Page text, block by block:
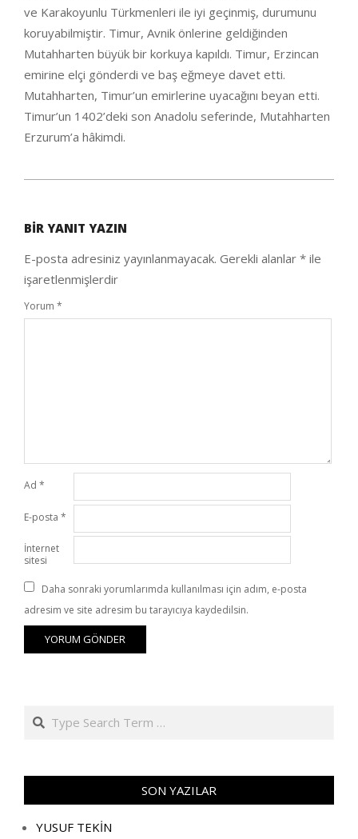
ve Karakoyunlu Türkmenleri ile iyi geçinmiş, durumunu
koruyabilmiştir. Timur, Avnik önlerine geldiğinden
Mutahharten büyük bir korkuya kapıldı. Timur, Erzincan
emirine elçi gönderdi ve baş eğmeye davet etti.
Mutahharten, Timur’un emirlerine uyacağını beyan etti.
Timur’un 1402’deki son Anadolu seferinde, Mutahharten
Erzurum’a hâkimdi.
26
BIR YANIT YAZIN
E-posta adresiniz yayınlanmayacak. Gerekli alanlar * ile
işaretlenmişlerdir
Yorum *
Ad *
E-posta *
İnternet
sitesi
Daha sonraki yorumlarımda kullanılması için adım, e-posta
adresim ve site adresim bu tarayıcıya kaydedilsin.
Search
SON YAZILAR
YUSUF TEKİN